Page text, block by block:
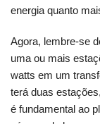
energia quanto
Agora, lembre-se
uma ou mais
watts em um
terá duas
é fundamental ao